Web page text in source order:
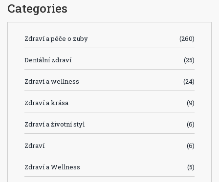
Categories
Zdraví a péče o zuby (260)
Dentální zdraví (25)
Zdraví a wellness (24)
Zdraví a krása (9)
Zdraví a životní styl (6)
Zdraví (6)
Zdraví a Wellness (5)